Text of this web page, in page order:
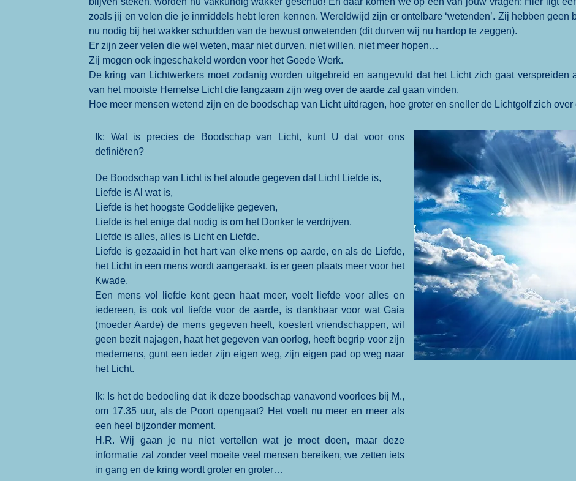
zoals jij en velen die je inmiddels hebt leren kennen. Wereldwijd zijn er ontelbare ‘wetenden’. Zij hebben
nu nodig bij het wakker schudden van de bewust onwetenden (dit durven wij nu hardop te zeggen).
Er zijn zeer velen die wel weten, maar niet durven, niet willen, niet meer hopen…
Zij mogen ook ingeschakeld worden voor het Goede Werk.
De kring van Lichtwerkers moet zodanig worden uitgebreid en aangevuld dat het Licht zich gaat verspreiden
van het mooiste Hemelse Licht die langzaam zijn weg over de aarde zal gaan vinden.
Hoe meer mensen wetend zijn en de boodschap van Licht uitdragen, hoe groter en sneller de Lichtgolf zich
Ik: Wat is precies de Boodschap van Licht, kunt U dat voor ons
definiëren?
De Boodschap van Licht is het aloude gegeven dat Licht Liefde is,
Liefde is Al wat is,
Liefde is het hoogste Goddelijke gegeven,
Liefde is het enige dat nodig is om het Donker te verdrijven.
Liefde is alles, alles is Licht en Liefde.
Liefde is gezaaid in het hart van elke mens op aarde, en als de Liefde,
het Licht in een mens wordt aangeraakt, is er geen plaats meer voor het
Kwade.
Een mens vol liefde kent geen haat meer, voelt liefde voor alles en
iedereen, is ook vol liefde voor de aarde, is dankbaar voor wat Gaia
(moeder Aarde) de mens gegeven heeft, koestert vriendschappen, wil
geen bezit najagen, haat het gegeven van oorlog, heeft begrip voor zijn
medemens, gunt een ieder zijn eigen weg, zijn eigen pad op weg naar
het Licht.
Ik: Is het de bedoeling dat ik deze boodschap vanavond voorlees bij M.,
om 17.35 uur, als de Poort opengaat? Het voelt nu meer en meer als
een heel bijzonder moment.
H.R. Wij gaan je nu niet vertellen wat je moet doen, maar deze
informatie zal zonder veel moeite veel mensen bereiken, we zetten iets
in gang en de kring wordt groter en groter…